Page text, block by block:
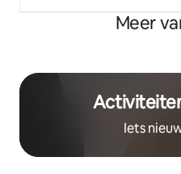
Meer
Iets